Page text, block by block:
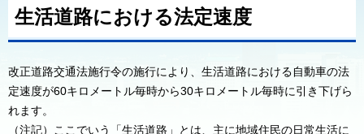
生活道路における法定速度
改正道路交通法施行令の施行により、生活道路における自動車の法
定速度が60キロメートル毎時から30キロメートル毎時に引き下げら
れます。
（注記）ここでいう「生活道路」とは、主に地域住民の日常生活に